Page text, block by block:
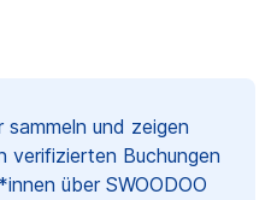
sammeln und zeigen
verifizierten Buchungen
über SWOODOO